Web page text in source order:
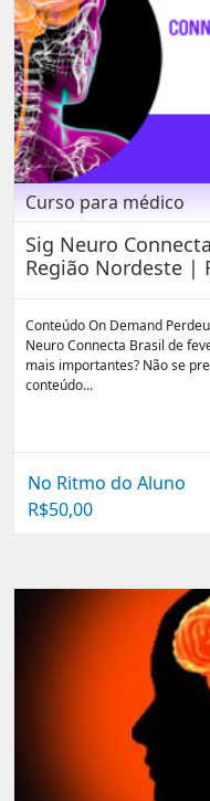
Curso para médico
Sig Neuro
Região Nordeste |
Conteúdo On Demand
Neuro Connecta Brasil de
mais importantes? Não se
conteúdo...
No Ritmo do Aluno
R$50,00